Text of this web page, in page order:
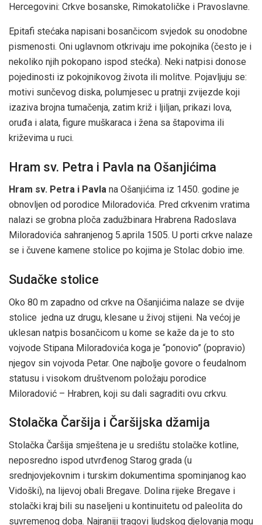
Hercegovini: Crkve bosanske, Rimokatoličke i Pravoslavne.
Epitafi stećaka napisani bosančicom svjedok su onodobne
pismenosti. Oni uglavnom otkrivaju ime pokojnika (često je i
nekoliko njih pokopano ispod stećka). Neki natpisi donose
pojedinosti iz pokojnikovog života ili molitve. Pojavljuju se:
motivi sunčevog diska, polumjesec u pratnji zvijezde koji
izaziva brojna tumačenja, zatim križ i ljiljan, prikazi lova,
oruđa i alata, figure muškaraca i žena sa štapovima ili
križevima u ruci.
Hram sv. Petra i Pavla na Ošanjićima
Hram sv. Petra i Pavla na Ošanjićima iz 1450. godine je
obnovljen od porodice Miloradovića. Pred crkvenim vratima
nalazi se grobna ploča zadužbinara Hrabrena Radoslava
Miloradovića sahranjenog 5.aprila 1505. U porti crkve nalaze
se i čuvene kamene stolice po kojima je Stolac dobio ime.
Sudačke stolice
Oko 80 m zapadno od crkve na Ošanjićima nalaze se dvije
stolice jedna uz drugu, klesane u živoj stijeni. Na većoj je
uklesan natpis bosančicom u kome se kaže da je to sto
vojvode Stipana Miloradovića koga je “ponovio” (popravio)
njegov sin vojvoda Petar. One najbolje govore o feudalnom
statusu i visokom društvenom položaju porodice
Miloradović – Hrabren, koji su dali sagraditi ovu crkvu.
Stolačka Čaršija i Čaršijska džamija
Stolačka Čaršija smještena je u središtu stolačke kotline,
neposredno ispod utvrđenog Starog grada (u
srednjovjekovnim i turskim dokumentima spominjanog kao
Vidoški), na lijevoj obali Bregave. Dolina rijeke Bregave i
stolački kraj bili su naseljeni u kontinuitetu od paleolita do
suvremenog doba. Najraniji tragovi ljudskog djelovanja mogu